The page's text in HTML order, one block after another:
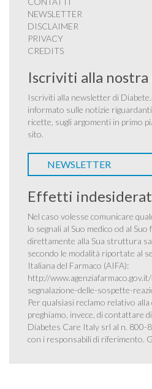
NEWSLETTER
DISCLAIMER
PRIVACY
CREDITS
Iscriviti alla
Iscriviti alla newsletter di
informato sulle notizie
ricette, sugli argomenti in primo
sito.
NEWSLETTER
Effetti
Nel caso volesse comunicare
lo segnali al Suo medico od al
direttamente alla Sua struttura
secondo le modalità riportate al
Italiana del Farmaco (AIFA):
http://
segnalazione-delle-sospette-
Per qualsiasi reclamo relativo
preghiamo, invece, di contattare
Diabetes Care Italy srl al n. 800-
con i responsabili di riferimento.